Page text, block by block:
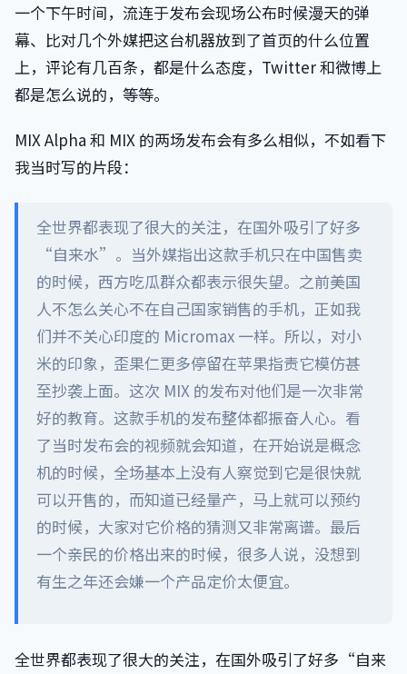
一个下午时间，流连于发布会现场公布时候漫天的弹
幕、比对几个外媒把这台机器放到了首页的什么位置
上，评论有几百条，都是什么态度，Twitter 和微博上
都是怎么说的，等等。
MIX Alpha 和 MIX 的两场发布会有多么相似，不如看下
我当时写的片段：
全世界都表现了很大的关注，在国外吸引了好多
“自来水”。当外媒指出这款手机只在中国售卖
的时候，西方吃瓜群众都表示很失望。之前美国
人不怎么关心不在自己国家销售的手机，正如我
们并不关心印度的 Micromax 一样。所以，对小
米的印象，歪果仁更多停留在苹果指责它模仿甚
至抄袭上面。这次 MIX 的发布对他们是一次非常
好的教育。这款手机的发布整体都振奋人心。看
了当时发布会的视频就会知道，在开始说是概念
机的时候，全场基本上没有人察觉到它是很快就
可以开售的，而知道已经量产，马上就可以预约
的时候，大家对它价格的猜测又非常离谱。最后
一个亲民的价格出来的时候，很多人说，没想到
有生之年还会嫌一个产品定价太便宜。
全世界都表现了很大的关注，在国外吸引了好多“自来